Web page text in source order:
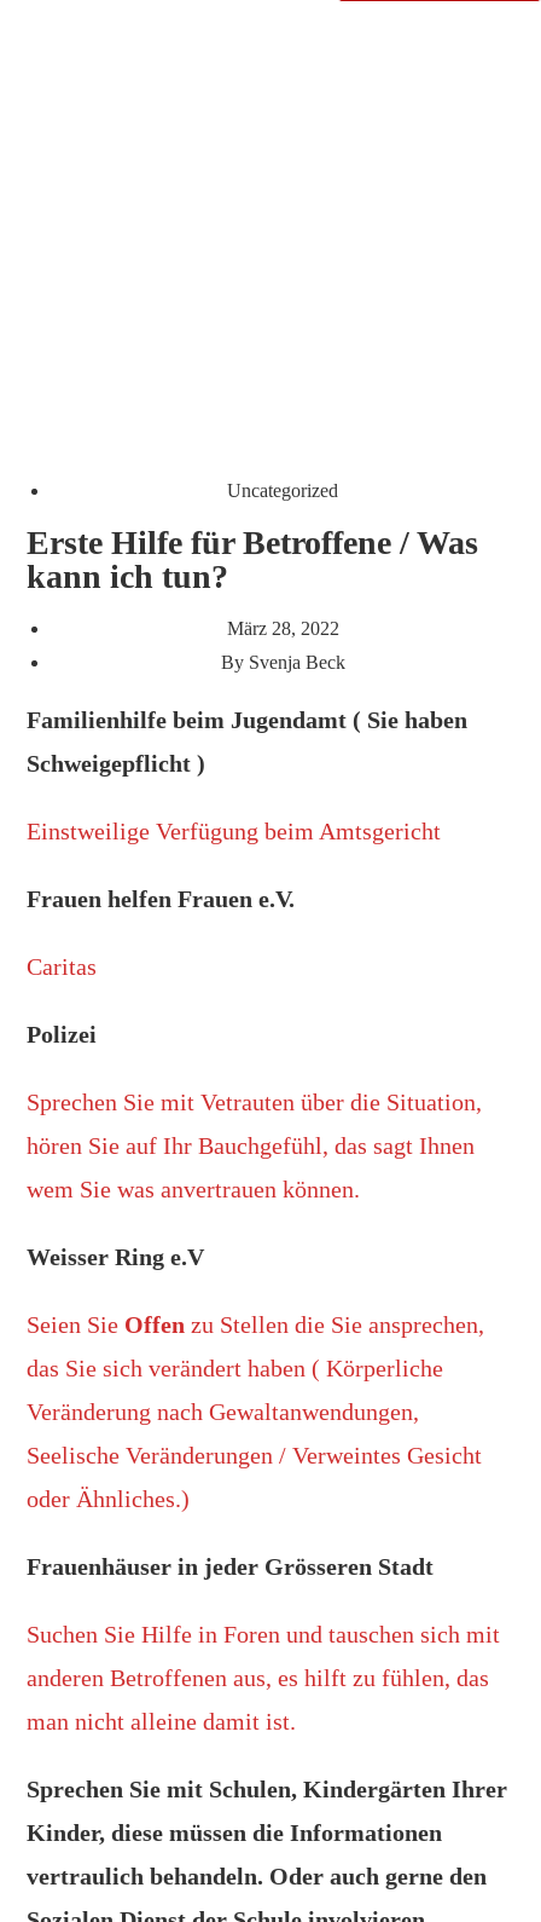
Uncategorized
Erste Hilfe für Betroffene / Was
kann ich tun?
März 28, 2022
BySvenja Beck
Familienhilfe beim Jugendamt ( Sie haben
Schweigepflicht )
Einstweilige Verfügung beim Amtsgericht
Frauen helfen Frauen e.V.
Caritas
Polizei
Sprechen Sie mit Vetrauten über die Situation,
hören Sie auf Ihr Bauchgefühl, das sagt Ihnen
wem Sie was anvertrauen können.
Weisser Ring e.V
Seien Sie Offen zu Stellen die Sie ansprechen,
das Sie sich verändert haben ( Körperliche
Veränderung nach Gewaltanwendungen,
Seelische Veränderungen / Verweintes Gesicht
oder Ähnliches.)
Frauenhäuser in jeder Grösseren Stadt
Suchen Sie Hilfe in Foren und tauschen sich mit
anderen Betroffenen aus, es hilft zu fühlen, das
man nicht alleine damit ist.
Sprechen Sie mit Schulen, Kindergärten Ihrer
Kinder, diese müssen die Informationen
vertraulich behandeln. Oder auch gerne den